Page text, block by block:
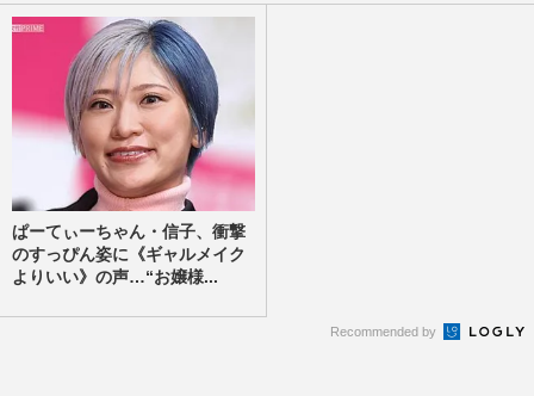
ぱーてぃーちゃん・信子、衝撃
のすっぴん姿に《ギャルメイク
よりいい》の声…“お嬢様...
Recommended by